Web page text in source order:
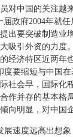
中国的关注越来
政府2004年就
出要突破制造
吸引外资的力
经济特区近两年
要缩短与中国
社会早，国际
作并存的基本格
向明显，对中国
度远高出想象